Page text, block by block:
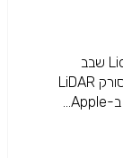
מסך Liquid Retina with ProMotion שבב
A12Z Bionic מצלמות מקצועיות עם סורק LiDAR